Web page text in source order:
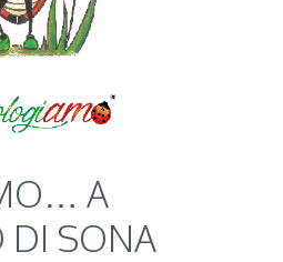
A
DI SONA